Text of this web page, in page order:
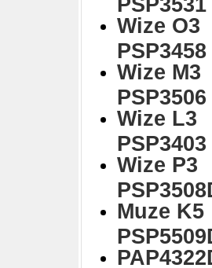
Wize O3
PSP3458
Wize M3
PSP3506
Wize L3
PSP3403
Wize P3
Muze K5